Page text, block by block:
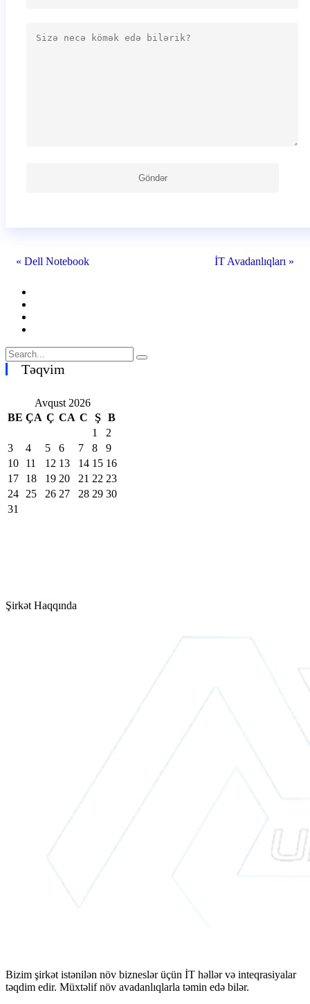
« Dell Notebook İT Avadanlıqları »
Təqvim
Avqust 2026
BE ÇA Ç CA C Ş
B
1
2
3
4 5 6 7 8
9
10
11 12 13 14 15 16
17
18 19 20 21 22 23
24
25 26 27 28 29 30
31
Şirkət Haqqında
Bizim şirkət istənilən növ bizneslər üçün İT həllər və inteqrasiyalar
təqdim edir. Müxtəlif növ avadanlıqlarla təmin edə bilər.